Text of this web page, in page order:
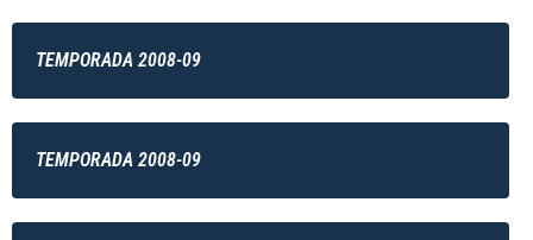
TEMPORADA 2008-09
TEMPORADA 2008-09